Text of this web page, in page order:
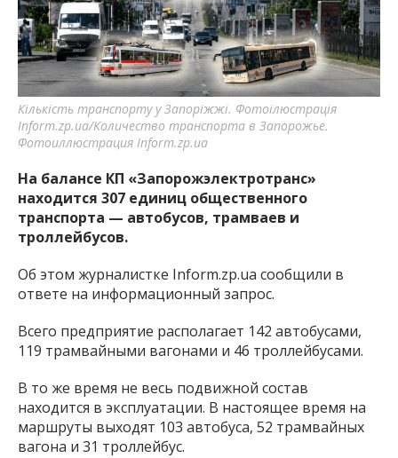
важную информацию о событиях
города Запорожья и области.
Кількість транспорту у Запоріжжі. Фотоілюстрація
Inform.zp.ua/Количество транспорта в Запорожье.
Фотоиллюстрация Inform.zp.ua
На балансе КП «Запорожэлектротранс»
находится 307 единиц общественного
транспорта — автобусов, трамваев и
троллейбусов.
Об этом журналистке Inform.zp.ua сообщили в
ответе на информационный запрос.
Всего предприятие располагает 142 автобусами,
119 трамвайными вагонами и 46 троллейбусами.
В то же время не весь подвижной состав
находится в эксплуатации. В настоящее время на
маршруты выходят 103 автобуса, 52 трамвайных
вагона и 31 троллейбус.